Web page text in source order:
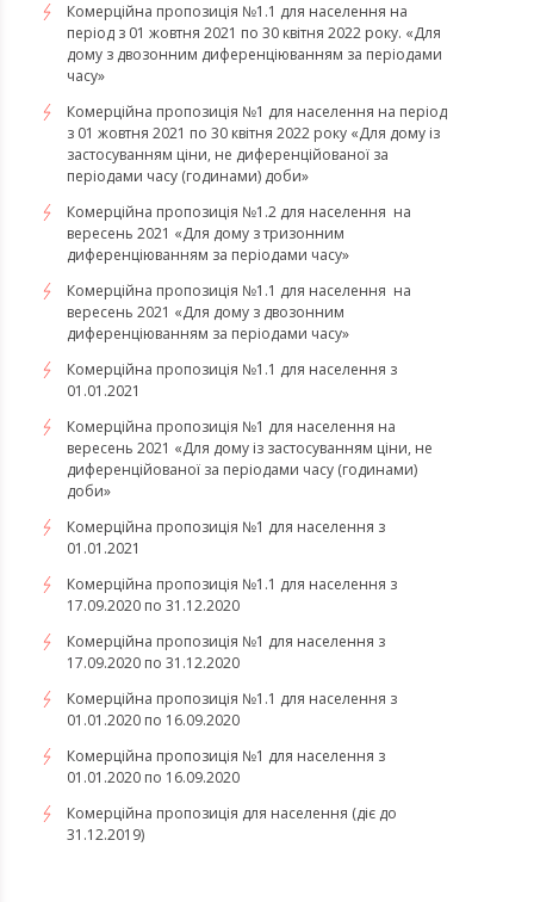
Комерційна пропозиція №1.1 для населення на
період з 01 жовтня 2021 по 30 квітня 2022 року. «Для
дому з двозонним диференціюванням за періодами
часу»
Комерційна пропозиція №1 для населення на період
з 01 жовтня 2021 по 30 квітня 2022 року «Для дому із
застосуванням ціни, не диференційованої за
періодами часу (годинами) доби»
Комерційна пропозиція №1.2 для населення на
вересень 2021 «Для дому з тризонним
диференціюванням за періодами часу»
Комерційна пропозиція №1.1 для населення на
вересень 2021 «Для дому з двозонним
диференціюванням за періодами часу»
Комерційна пропозиція №1.1 для населення з
01.01.2021
Комерційна пропозиція №1 для населення на
вересень 2021 «Для дому із застосуванням ціни, не
диференційованої за періодами часу (годинами)
доби»
Комерційна пропозиція №1 для населення з
01.01.2021
Комерційна пропозиція №1.1 для населення з
17.09.2020 по 31.12.2020
Комерційна пропозиція №1 для населення з
17.09.2020 по 31.12.2020
Комерційна пропозиція №1.1 для населення з
01.01.2020 по 16.09.2020
Комерційна пропозиція №1 для населення з
01.01.2020 по 16.09.2020
Комерційна пропозиція для населення (діє до
31.12.2019)